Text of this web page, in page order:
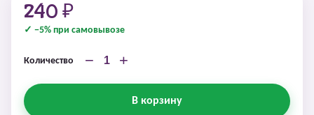
240 ₽
✓ −5% при самовывозе
Количество − +
В корзину